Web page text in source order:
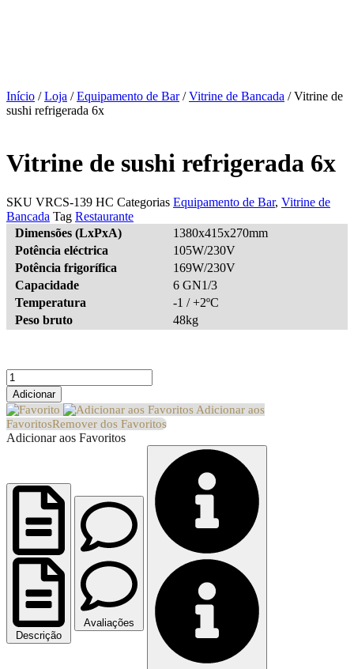
Início /Loja /Equipamento de Bar/Vitrine de Bancada / Vitrine de
sushi refrigerada 6x
Vitrine de sushi refrigerada 6x
SKU VRCS-139 HC Categorias Equipamento de Bar, Vitrine de
Bancada Tag Restaurante
Dimensões (LxPxA)
1380x415x270mm
Potência eléctrica
105W/230V
Potência frigorífica
169W/230V
Capacidade
6 GN1/3
Temperatura
-1 / +2ºC
Peso bruto
48kg
Quantidade
de
Vitrine
de
sushi
refrigerada
Adicionar
Adicionar aos
FavoritosRemover dos Favoritos
Adicionar aos Favoritos
Descrição
Avaliações